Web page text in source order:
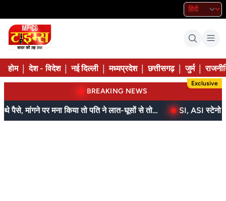
होम देश - विदेश नई दिल्ली मध्यप्रदेश छत्तीसगढ़ जुर्म
BREAKING NEWS
Exclusive
बेटे ने मां को दिए थे पैसे, मांगने पर मना किया तो पति ने लात-घूसों से तोड़ी तिल्ली; गिरफ्तार